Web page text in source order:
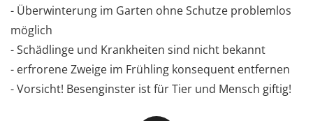
- Überwinterung im Garten ohne Schutze problemlos
möglich
- Schädlinge und Krankheiten sind nicht bekannt
- erfrorene Zweige im Frühling konsequent entfernen
- Vorsicht! Besenginster ist für Tier und Mensch giftig!